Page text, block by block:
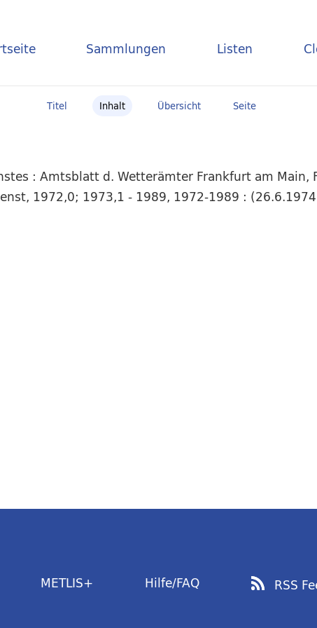
Sammlungen Listen
Titel Inhalt Übersicht Seite
: Amtsblatt d. Wetterämter Frankfurt am Main,
1972,0; 1973,1 - 1989, 1972-1989 :
METLIS+ Hilfe/FAQ RSS